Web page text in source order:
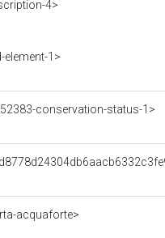
4>
1>
conservation-status-1>
acquaforte>